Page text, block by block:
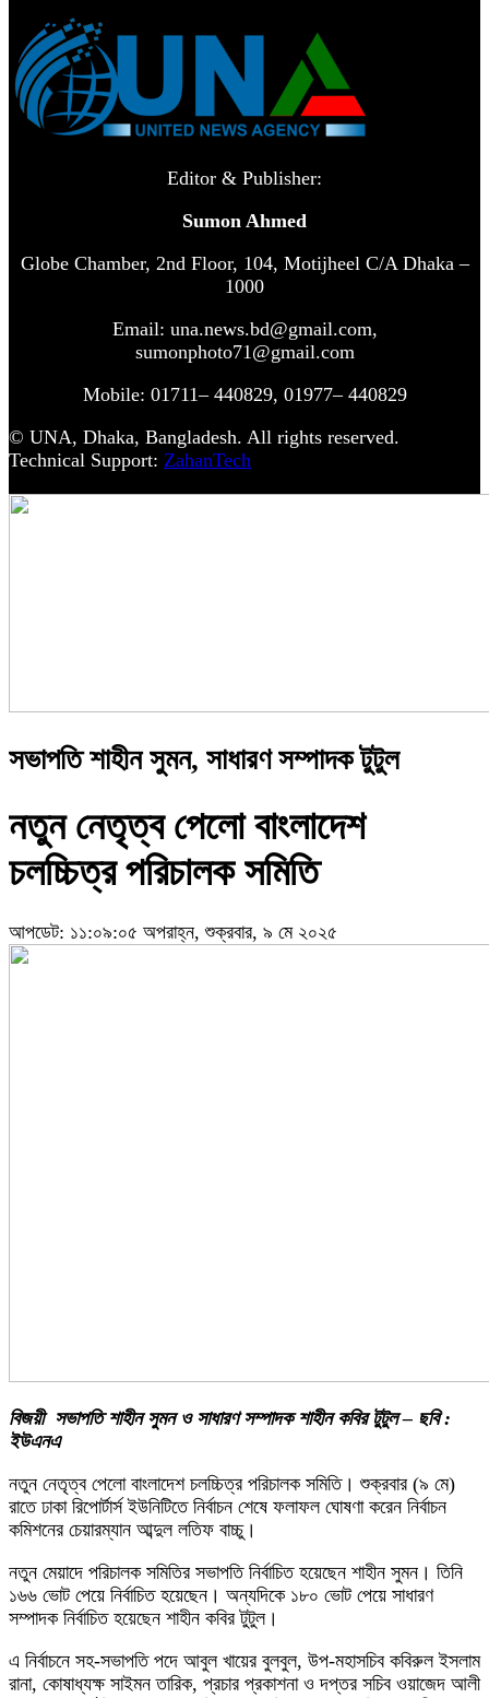
Editor & Publisher:
Sumon Ahmed
Globe Chamber, 2nd Floor, 104, Motijheel C/A Dhaka –
1000
Email: una.news.bd@gmail.com,
sumonphoto71@gmail.com
Mobile: 01711– 440829, 01977– 440829
© UNA, Dhaka, Bangladesh. All rights reserved.
Technical Support: ZahanTech
সভাপতি শাহীন সুমন, সাধারণ সম্পাদক টুটুল
নতুন নেতৃত্ব পেলো বাংলাদেশ
চলচ্চিত্র পরিচালক সমিতি
আপডেট: ১১:০৯:০৫ অপরাহ্ন, শুক্রবার, ৯ মে ২০২৫
বিজয়ী সভাপতি শাহীন সুমন ও সাধারণ সম্পাদক শাহীন কবির টুটুল – ছবি :
ইউএনএ
নতুন নেতৃত্ব পেলো বাংলাদেশ চলচ্চিত্র পরিচালক সমিতি। শুক্রবার (৯ মে)
রাতে ঢাকা রিপোর্টার্স ইউনিটিতে নির্বাচন শেষে ফলাফল ঘোষণা করেন নির্বাচন
কমিশনের চেয়ারম্যান আব্দুল লতিফ বাচ্চু।
নতুন মেয়াদে পরিচালক সমিতির সভাপতি নির্বাচিত হয়েছেন শাহীন সুমন। তিনি
১৬৬ ভোট পেয়ে নির্বাচিত হয়েছেন। অন্যদিকে ১৮০ ভোট পেয়ে সাধারণ
সম্পাদক নির্বাচিত হয়েছেন শাহীন কবির টুটুল।
এ নির্বাচনে সহ-সভাপতি পদে আবুল খায়ের বুলবুল, উপ-মহাসচিব কবিরুল ইসলাম
রানা, কোষাধ্যক্ষ সাইমন তারিক, প্রচার প্রকাশনা ও দপ্তর সচিব ওয়াজেদ আলী